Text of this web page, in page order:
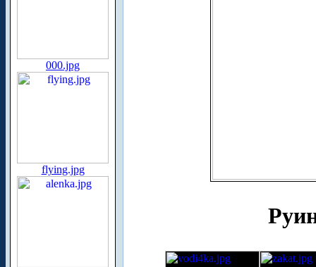
000.jpg
flying.jpg